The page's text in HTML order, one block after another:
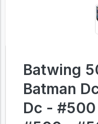
Batwing
Batman
Dc - #500